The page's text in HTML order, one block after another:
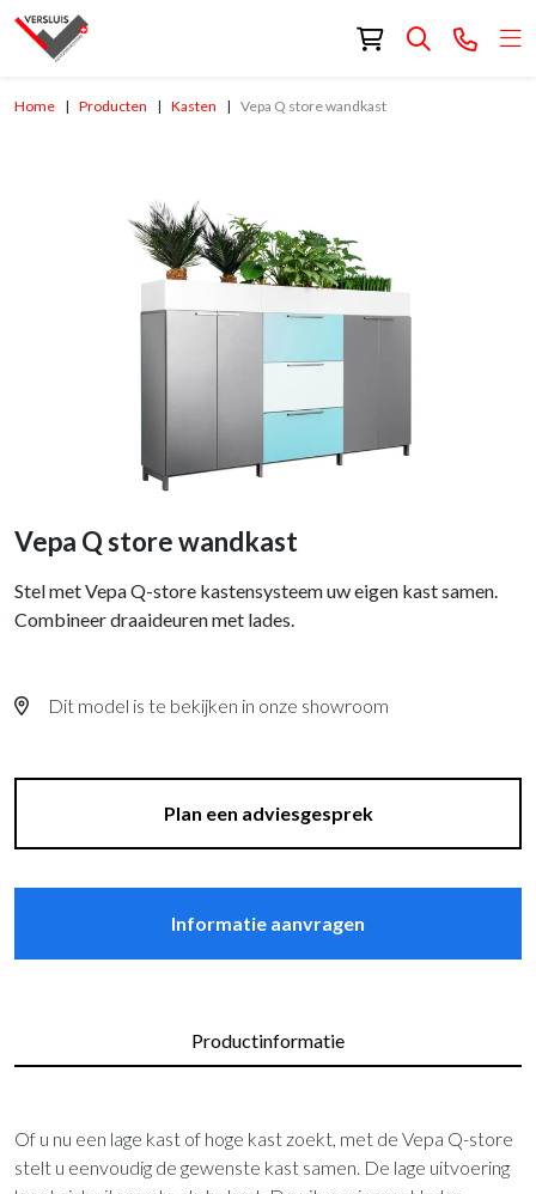
Home Producten Kasten Vepa Q store wandkast
Vepa Q store wandkast
Stel met Vepa Q-store kastensysteem uw eigen kast samen.
Combineer draaideuren met lades.
Dit model is te bekijken in onze showroom
Plan een adviesgesprek
Informatie aanvragen
Productinformatie
Of u nu een lage kast of hoge kast zoekt, met de Vepa Q-store
stelt u eenvoudig de gewenste kast samen. De lage uitvoering